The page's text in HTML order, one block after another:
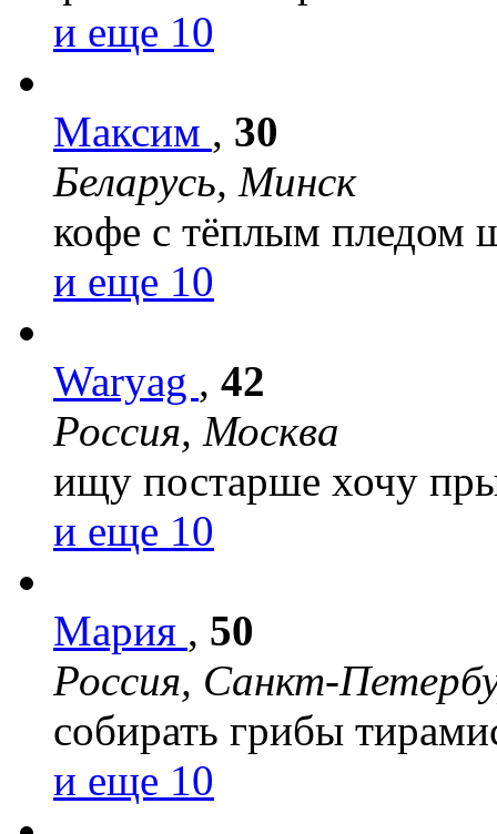
и еще 10
Максим , 30
Беларусь, Минск
кофе с тёплым пледом
и еще 10
Waryag , 42
Россия, Москва
ищу постарше хочу
и еще 10
Мария , 50
Россия, Санкт-
собирать грибы
и еще 10